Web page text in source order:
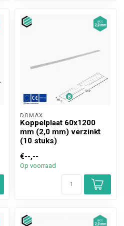
DOMAX
Koppelplaat 60x1200
mm (2,0 mm) verzinkt
(10 stuks)
€--,--
Op voorraad